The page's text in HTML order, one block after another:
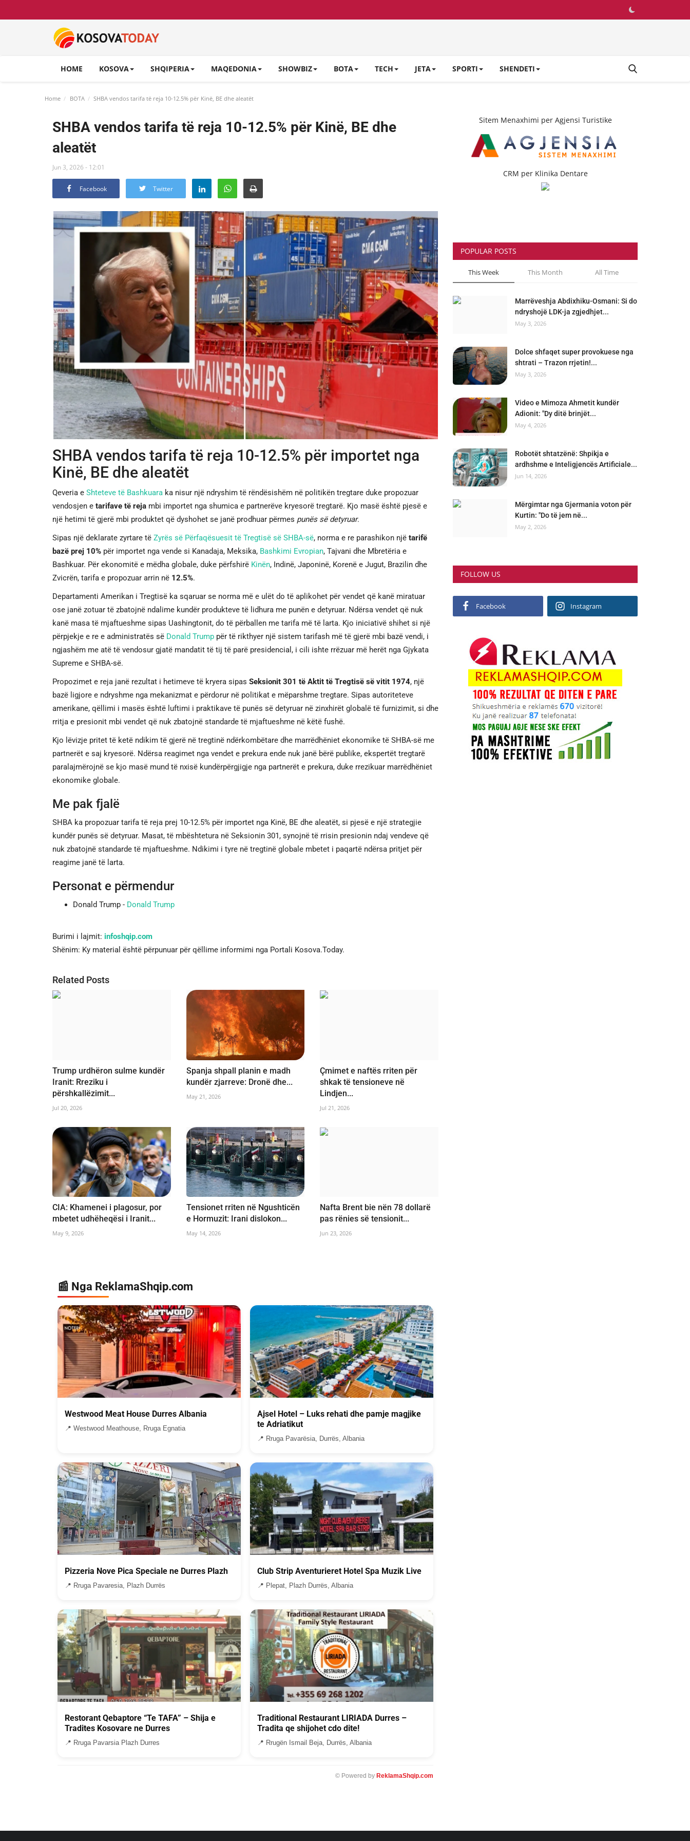
HOME KOSOVA SHQIPERIA MAQEDONIA SHOWBIZ BOTA TECH JETA SPORTI SHENDETI
Home BOTA SHBA vendos tarifa të reja 10-12.5% për Kinë, BE dhe aleatët
SHBA vendos tarifa të reja 10-12.5% për Kinë, BE dhe
aleatët
Jun 3, 2026 - 12:01
Facebook Twitter
SHBA vendos tarifa të reja 10-12.5% për importet nga
Kinë, BE dhe aleatët
Qeveria e Shteteve të Bashkuara ka nisur një ndryshim të rëndësishëm në politikën tregtare duke propozuar
vendosjen e tarifave të reja mbi importet nga shumica e partnerëve kryesorë tregtarë. Kjo masë është pjesë e
një hetimi të gjerë mbi produktet që dyshohet se janë prodhuar përmes punës së detyruar.
Sipas një deklarate zyrtare të Zyrës së Përfaqësuesit të Tregtisë së SHBA-së, norma e re parashikon një tarifë
bazë prej 10% për importet nga vende si Kanadaja, Meksika, Bashkimi Evropian, Tajvani dhe Mbretëria e
Bashkuar. Për ekonomitë e mëdha globale, duke përfshirë Kinën, Indinë, Japoninë, Korenë e Jugut, Brazilin dhe
Zvicrën, tarifa e propozuar arrin në 12.5%.
Departamenti Amerikan i Tregtisë ka sqaruar se norma më e ulët do të aplikohet për vendet që kanë miratuar
ose janë zotuar të zbatojnë ndalime kundër produkteve të lidhura me punën e detyruar. Ndërsa vendet që nuk
kanë masa të mjaftueshme sipas Uashingtonit, do të përballen me tarifa më të larta. Kjo iniciativë shihet si një
përpjekje e re e administratës së Donald Trump për të rikthyer një sistem tarifash më të gjerë mbi bazë vendi, i
ngjashëm me atë të vendosur gjatë mandatit të tij të parë presidencial, i cili ishte rrëzuar më herët nga Gjykata
Supreme e SHBA-së.
Propozimet e reja janë rezultat i hetimeve të kryera sipas Seksionit 301 të Aktit të Tregtisë së vitit 1974, një
bazë ligjore e ndryshme nga mekanizmat e përdorur në politikat e mëparshme tregtare. Sipas autoriteteve
amerikane, qëllimi i masës është luftimi i praktikave të punës së detyruar në zinxhirët globalë të furnizimit, si dhe
rritja e presionit mbi vendet që nuk zbatojnë standarde të mjaftueshme në këtë fushë.
Kjo lëvizje pritet të ketë ndikim të gjerë në tregtinë ndërkombëtare dhe marrëdhëniet ekonomike të SHBA-së me
partnerët e saj kryesorë. Ndërsa reagimet nga vendet e prekura ende nuk janë bërë publike, ekspertët tregtarë
paralajmërojnë se kjo masë mund të nxisë kundërpërgjigje nga partnerët e prekura, duke rrezikuar marrëdhëniet
ekonomike globale.
Me pak fjalë
SHBA ka propozuar tarifa të reja prej 10-12.5% për importet nga Kinë, BE dhe aleatët, si pjesë e një strategjie
kundër punës së detyruar. Masat, të mbështetura në Seksionin 301, synojnë të rrisin presionin ndaj vendeve që
nuk zbatojnë standarde të mjaftueshme. Ndikimi i tyre në tregtinë globale mbetet i paqartë ndërsa pritjet për
reagime janë të larta.
Personat e përmendur
Donald Trump - Donald Trump
Burimi i lajmit: infoshqip.com
Shënim: Ky material është përpunuar për qëllime informimi nga Portali Kosova.Today.
Related Posts
Trump urdhëron sulme kundër
Iranit: Rreziku i
përshkallëzimit...
Jul 20, 2026
Spanja shpall planin e madh
kundër zjarreve: Dronë dhe...
May 21, 2026
Çmimet e naftës rriten për
shkak të tensioneve në
Lindjen...
Jul 21, 2026
CIA: Khamenei i plagosur, por
mbetet udhëheqësi i Iranit...
May 9, 2026
Tensionet rriten në Ngushticën
e Hormuzit: Irani dislokon...
May 14, 2026
Nafta Brent bie nën 78 dollarë
pas rënies së tensionit...
Jun 23, 2026
📰 Nga ReklamaShqip.com
Westwood Meat House Durres Albania
📍 Westwood Meathouse, Rruga Egnatia
Ajsel Hotel – Luks rehati dhe pamje magjike
te Adriatikut
📍 Rruga Pavarësia, Durrës, Albania
Pizzeria Nove Pica Speciale ne Durres Plazh
📍 Rruga Pavaresia, Plazh Durrës
Club Strip Aventurieret Hotel Spa Muzik Live
📍 Plepat, Plazh Durrës, Albania
Restorant Qebaptore “Te TAFA” – Shija e
Tradites Kosovare ne Durres
📍 Rruga Pavarsia Plazh Durres
Traditional Restaurant LIRIADA Durres –
Tradita qe shijohet cdo dite!
📍 Rrugën Ismail Beja, Durrës, Albania
© Powered by ReklamaShqip.com
Sitem Menaxhimi per Agjensi Turistike
CRM per Klinika Dentare
POPULAR POSTS
This Week This Month All Time
Marrëveshja Abdixhiku-Osmani: Si do
ndryshojë LDK-ja zgjedhjet...
May 3, 2026
Dolce shfaqet super provokuese nga
shtrati – Trazon rrjetin!...
May 3, 2026
Video e Mimoza Ahmetit kundër
Adionit: "Dy ditë brinjët...
May 4, 2026
Robotët shtatzënë: Shpikja e
ardhshme e Inteligjencës Artificiale...
Jun 14, 2026
Mërgimtar nga Gjermania voton për
Kurtin: "Do të jem në...
May 2, 2026
FOLLOW US
Facebook Instagram